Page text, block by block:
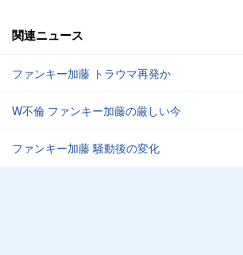
関連ニュース
ファンキー加藤 トラウマ再発か
W不倫 ファンキー加藤の厳しい今
ファンキー加藤 騒動後の変化